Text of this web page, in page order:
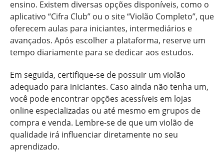
ensino. Existem diversas opções disponíveis, como o
aplicativo “Cifra Club” ou o site “Violão Completo”, que
oferecem aulas para iniciantes, intermediários e
avançados. Após escolher a plataforma, reserve um
tempo diariamente para se dedicar aos estudos.
Em seguida, certifique-se de possuir um violão
adequado para iniciantes. Caso ainda não tenha um,
você pode encontrar opções acessíveis em lojas
online especializadas ou até mesmo em grupos de
compra e venda. Lembre-se de que um violão de
qualidade irá influenciar diretamente no seu
aprendizado.